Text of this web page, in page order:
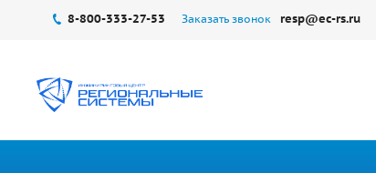
8-800-333-27-53 Заказать звонок resp@ec-rs.ru